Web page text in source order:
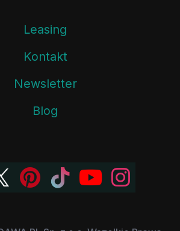
Leasing
Kontakt
Newsletter
Blog